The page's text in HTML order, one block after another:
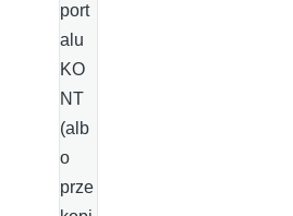
port
alu
KO
NT
(alb
o
prze